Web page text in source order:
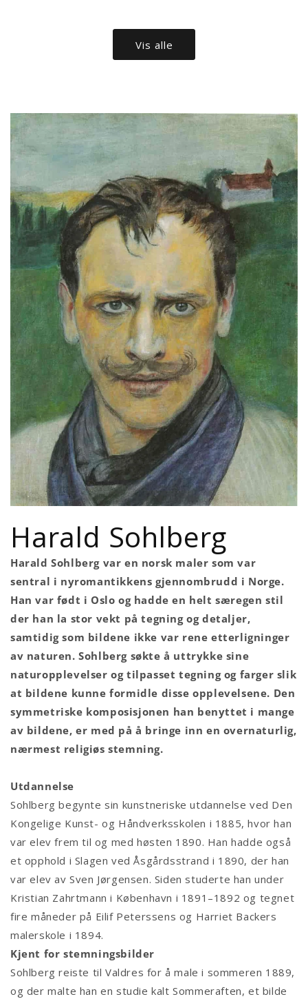
Vis alle
Harald Sohlberg
Harald Sohlberg var en norsk maler som var
sentral i nyromantikkens gjennombrudd i Norge.
Han var født i Oslo og hadde en helt særegen stil
der han la stor vekt på tegning og detaljer,
samtidig som bildene ikke var rene etterligninger
av naturen. Sohlberg søkte å uttrykke sine
naturopplevelser og tilpasset tegning og farger slik
at bildene kunne formidle disse opplevelsene. Den
symmetriske komposisjonen han benyttet i mange
av bildene, er med på å bringe inn en overnaturlig,
nærmest religiøs stemning.
Utdannelse
Sohlberg begynte sin kunstneriske utdannelse ved Den
Kongelige Kunst- og Håndverksskolen i 1885, hvor han
var elev frem til og med høsten 1890. Han hadde også
et opphold i Slagen ved Åsgårdsstrand i 1890, der han
var elev av Sven Jørgensen. Siden studerte han under
Kristian Zahrtmann i København i 1891–1892 og tegnet
fire måneder på Eilif Peterssens og Harriet Backers
malerskole i 1894.
Kjent for stemningsbilder
Sohlberg reiste til Valdres for å male i sommeren 1889,
og der malte han en studie kalt Sommeraften, et bilde